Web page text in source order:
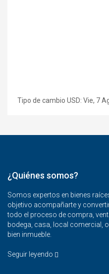
Tipo de cambio USD: Vie, 7
¿Quiénes somos?
Somos expertos en bienes
objetivo acompañarte y
todo el proceso de compra,
bodega, casa, local comercial,
bien inmueble.
Seguir leyendo